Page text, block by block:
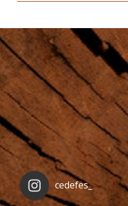
cedefes_